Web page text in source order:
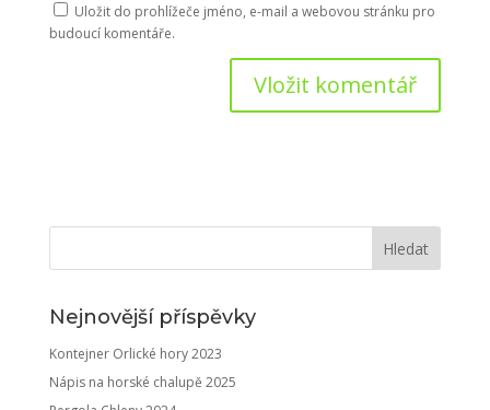
Uložit do prohlížeče jméno, e-mail a webovou stránku pro
budoucí komentáře.
Nejnovější příspěvky
Kontejner Orlické hory 2023
Nápis na horské chalupě 2025